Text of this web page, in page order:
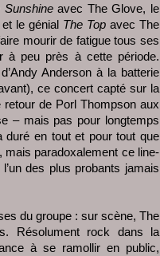
Sunshineavec The Glove, le
le génial The Top avec The
mourir de fatigue tous ses
à peu près à cette période.
Anderson à la batterie
ce concert capté sur la
de Porl Thompson aux
– mais pas pour longtemps
duré en tout et pour tout que
mais paradoxalement ce line-
des plus probants jamais
du groupe : sur scène, The
Résolument rock dans la
à se ramollir en public,